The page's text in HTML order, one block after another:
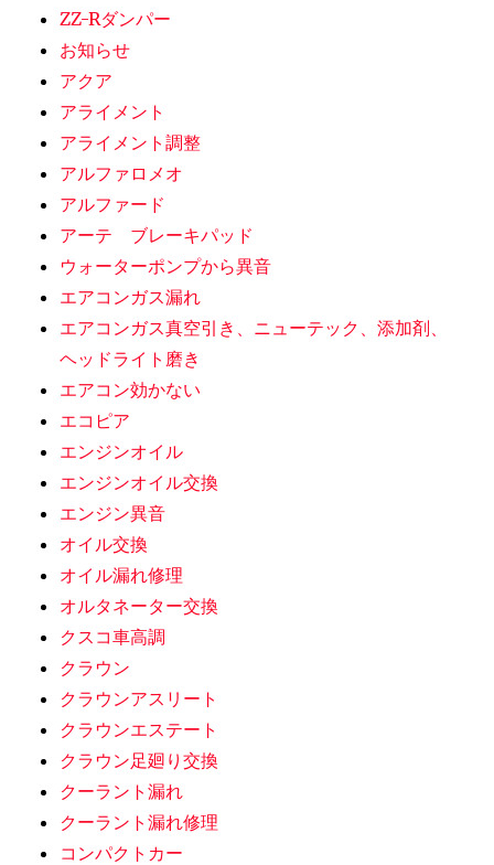
ZZ-Rダンパー
お知らせ
アクア
アライメント
アライメント調整
アルファロメオ
アルファード
アーテ ブレーキパッド
ウォーターポンプから異音
エアコンガス漏れ
エアコンガス真空引き、ニューテック、添加剤、
ヘッドライト磨き
エアコン効かない
エコピア
エンジンオイル
エンジンオイル交換
エンジン異音
オイル交換
オイル漏れ修理
オルタネーター交換
クスコ車高調
クラウン
クラウンアスリート
クラウンエステート
クラウン足廻り交換
クーラント漏れ
クーラント漏れ修理
コンパクトカー